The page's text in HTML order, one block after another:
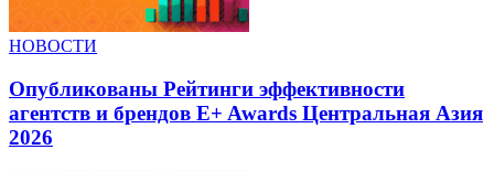
НОВОСТИ
Опубликованы Рейтинги эффективности
агентств и брендов E+ Awards Центральная Азия
2026